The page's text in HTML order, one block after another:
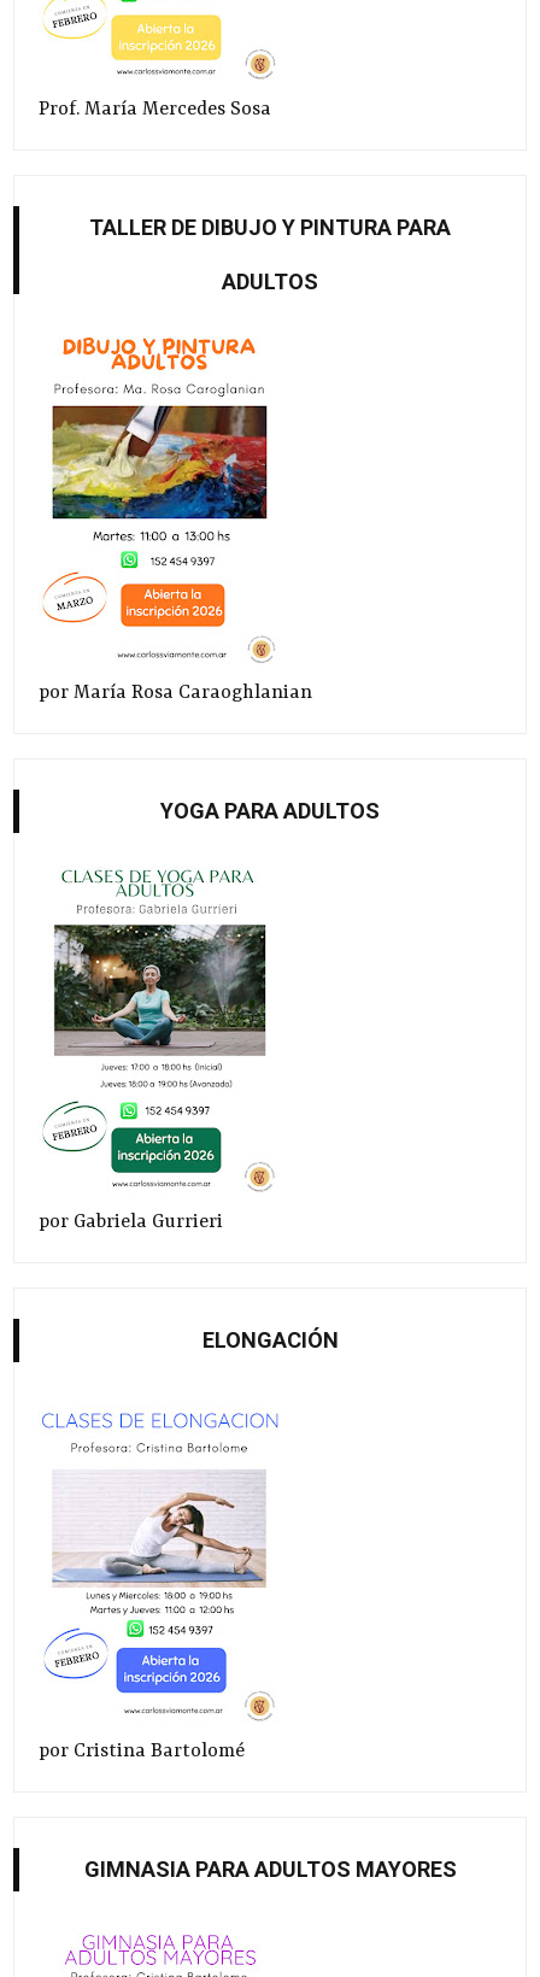
Prof. María Mercedes Sosa
TALLER DE DIBUJO Y PINTURA PARA
ADULTOS
por María Rosa Caraoghlanian
YOGA PARA ADULTOS
por Gabriela Gurrieri
ELONGACIÓN
por Cristina Bartolomé
GIMNASIA PARA ADULTOS MAYORES